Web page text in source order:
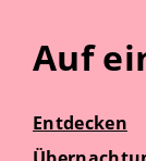
Auf
Entdecken